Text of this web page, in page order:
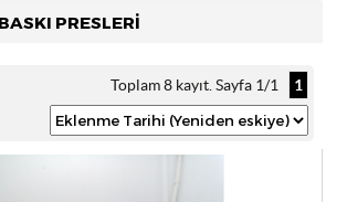
PRESLERI
Toplam 8 kayıt. Sayfa 1/1 1